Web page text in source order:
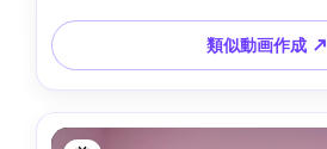
類似動画作成 ↗